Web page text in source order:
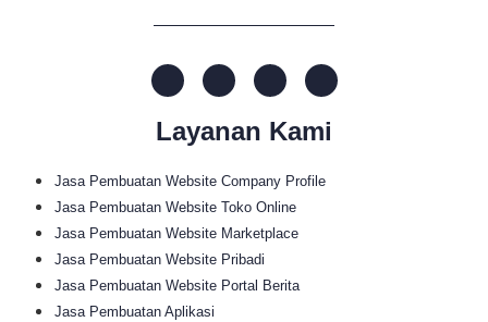
Layanan Kami
Jasa Pembuatan Website Company Profile
Jasa Pembuatan Website Toko Online
Jasa Pembuatan Website Marketplace
Jasa Pembuatan Website Pribadi
Jasa Pembuatan Website Portal Berita
Jasa Pembuatan Aplikasi